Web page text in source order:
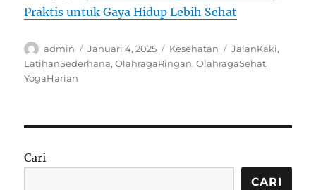
Praktis untuk Gaya Hidup Lebih Sehat
Author
admin
Posted
on
Januari 4, 2025 Categories
Kesehatan Tags
JalanKaki,
LatihanSederhana,OlahragaRingan,OlahragaSehat,
YogaHarian
Cari
CARI